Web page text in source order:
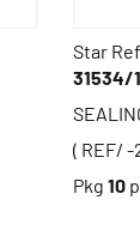
Star Ref.
31534/
( REF/
Pkg 10